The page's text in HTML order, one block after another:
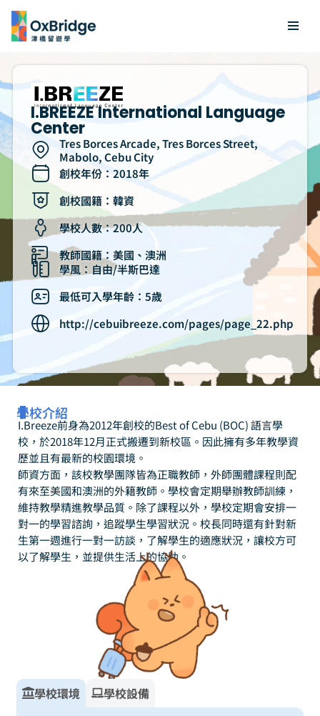
Skip
content
I.BREEZE International Language
Center
Tres Borces Arcade, Tres Borces Street,
Mabolo, Cebu City
學風：自由/半斯巴達
最低可入學年齡：5歲
http://cebuibreeze.com/pages/page_22.php
創校年份：2018年
創校國籍：韓資
學校人數：200人
教師國籍：美國、澳洲
學校介紹
I.Breeze前身為2012年創校的Best of Cebu (BOC) 語言學
校，於2018年12月正式搬遷到新校區。因此擁有多年教學資
歷並且有最新的校園環境。
師資方面，該校教學團隊皆為正職教師，外師團體課程則配
有來至美國和澳洲的外籍教師。學校會定期舉辦教師訓練，
維持教學精進教學品質。除了課程以外，學校定期會安排一
對一的學習諮詢，追蹤學生學習狀況。校長同時還有針對新
生第一週進行一對一訪談，了解學生的適應狀況，讓校方可
以了解學生，並提供生活上的協助。
學校環境 學校設備